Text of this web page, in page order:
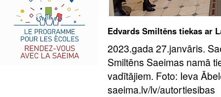
Edvards Smiltēns tiekas ar
2023.gada 27.janvāris.
Smiltēns Saeimas namā
vadītājiem. Foto: Ieva
saeima.lv/lv/autortiesibas